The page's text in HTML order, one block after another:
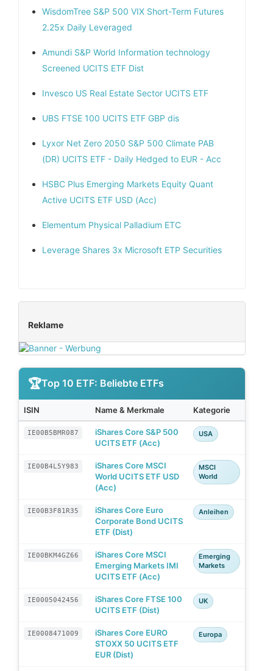
WisdomTree S&P 500 VIX Short-Term Futures
2.25x Daily Leveraged
Amundi S&P World Information technology
Screened UCITS ETF Dist
Invesco US Real Estate Sector UCITS ETF
UBS FTSE 100 UCITS ETF GBP dis
Lyxor Net Zero 2050 S&P 500 Climate PAB
(DR) UCITS ETF - Daily Hedged to EUR - Acc
HSBC Plus Emerging Markets Equity Quant
Active UCITS ETF USD (Acc)
Elementum Physical Palladium ETC
Leverage Shares 3x Microsoft ETP Securities
Reklame
Top 10 ETF: Beliebte ETFs
ISIN Name & Merkmale Kategorie
IE00B5BMR087
iShares Core S&P 500
UCITS ETF (Acc)
USA
IE00B4L5Y983
iShares Core MSCI
World UCITS ETF USD
(Acc)
MSCI
World
IE00B3F81R35
iShares Core Euro
Corporate Bond UCITS
ETF (Dist)
Anleihen
IE00BKM4GZ66
iShares Core MSCI
Emerging Markets IMI
UCITS ETF (Acc)
Emerging
Markets
IE0005042456
iShares Core FTSE 100
UCITS ETF (Dist)
UK
IE0008471009
iShares Core EURO
STOXX 50 UCITS ETF
EUR (Dist)
Europa